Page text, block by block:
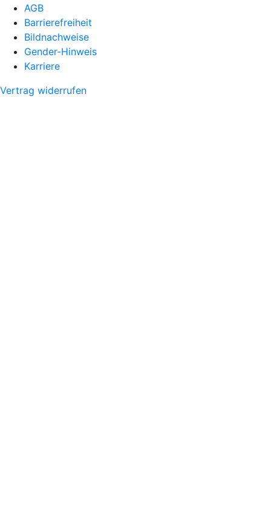
AGB
Barrierefreiheit
Bildnachweise
Gender-Hinweis
Karriere
Vertrag widerrufen